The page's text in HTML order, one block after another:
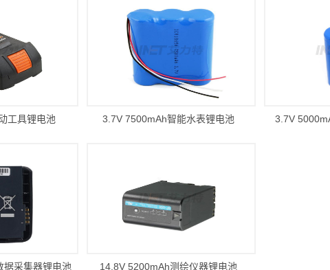
工具锂电池 3.7V 7500mAh智能水表锂电池 3.7V
据采集器锂电池 14.8V 5200mAh测绘仪器锂电池